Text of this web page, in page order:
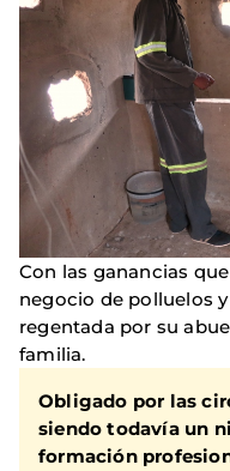
Con las ganancias
negocio de polluelos
regentada por su
familia.
Obligado por las
siendo todavía un
formación